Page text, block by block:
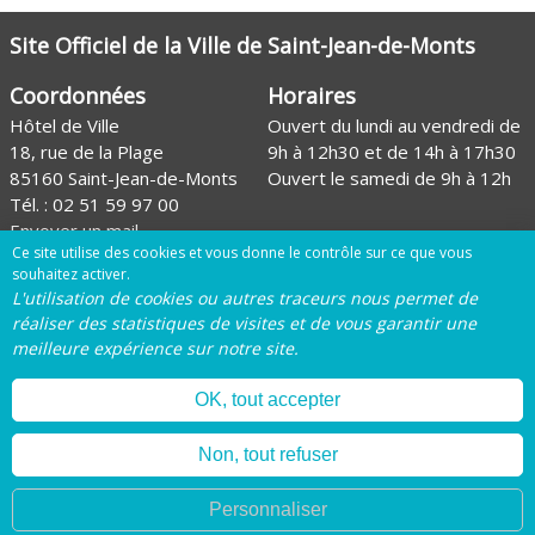
Du samedi 30 mai au samedi 29 août
Site Officiel de la Ville de Saint-Jean-de-Monts
Coordonnées
Hôtel de Ville
18, rue de la Plage
85160 Saint-Jean-de-Monts
Tél. : 02 51 59 97 00
Envoyer un mail
Horaires
Ouvert du lundi au vendredi de
9h à 12h30 et de 14h à 17h30
Ouvert le samedi de 9h à 12h
Site de l'Office de tourisme
Page Facebook de la Ville
Page Instagram de la Ville
Mentions légales Plan du site
Gestion des
Ce site utilise des cookies et vous donne le contrôle sur ce que vous
souhaitez activer.
L'utilisation de cookies ou autres traceurs nous permet de
réaliser des statistiques de visites et de vous garantir une
meilleure expérience sur notre site.
OK, tout accepter
Non, tout refuser
Personnaliser